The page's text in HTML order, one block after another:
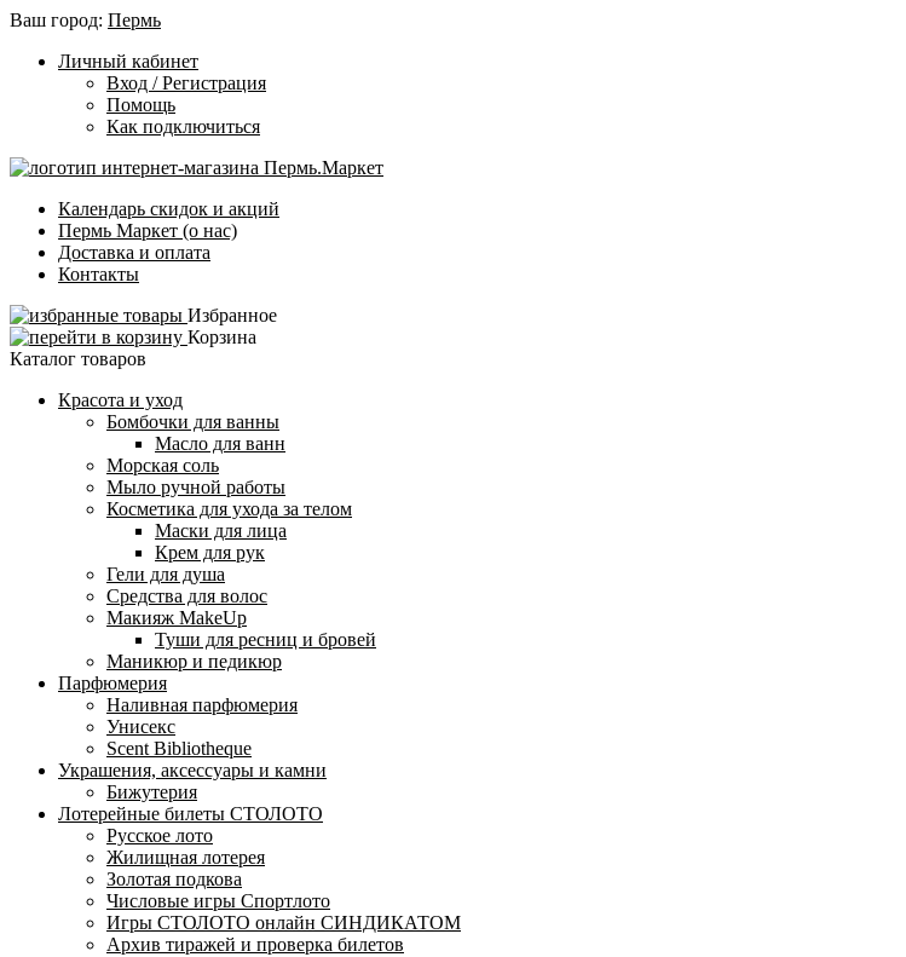
Ваш город: Пермь
Личный кабинет
Вход / Регистрация
Помощь
Как подключиться
Календарь скидок и акций
Пермь Маркет (о нас)
Доставка и оплата
Контакты
Избранное
Корзина
Каталог товаров
Красота и уход
Бомбочки для ванны
Масло для ванн
Морская соль
Мыло ручной работы
Косметика для ухода за телом
Маски для лица
Крем для рук
Гели для душа
Средства для волос
Макияж MakeUp
Туши для ресниц и бровей
Маникюр и педикюр
Парфюмерия
Наливная парфюмерия
Унисекс
Scent Bibliotheque
Украшения, аксессуары и камни
Бижутерия
Лотерейные билеты СТОЛОТО
Русское лото
Жилищная лотерея
Золотая подкова
Числовые игры Спортлото
Игры СТОЛОТО онлайн СИНДИКАТОМ
Архив тиражей и проверка билетов